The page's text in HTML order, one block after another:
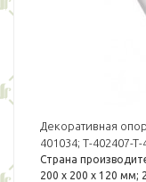
Декоративная
401034; T-402407-T-
Страна
200 х 200 х 120 мм;